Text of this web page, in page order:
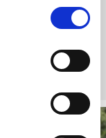
din cykelteknik
en erfaren och